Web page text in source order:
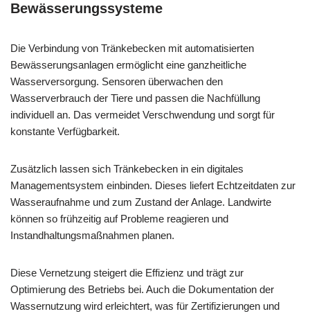
Bewässerungssysteme
Die Verbindung von Tränkebecken mit automatisierten
Bewässerungsanlagen ermöglicht eine ganzheitliche
Wasserversorgung. Sensoren überwachen den
Wasserverbrauch der Tiere und passen die Nachfüllung
individuell an. Das vermeidet Verschwendung und sorgt für
konstante Verfügbarkeit.
Zusätzlich lassen sich Tränkebecken in ein digitales
Managementsystem einbinden. Dieses liefert Echtzeitdaten zur
Wasseraufnahme und zum Zustand der Anlage. Landwirte
können so frühzeitig auf Probleme reagieren und
Instandhaltungsmaßnahmen planen.
Diese Vernetzung steigert die Effizienz und trägt zur
Optimierung des Betriebs bei. Auch die Dokumentation der
Wassernutzung wird erleichtert, was für Zertifizierungen und